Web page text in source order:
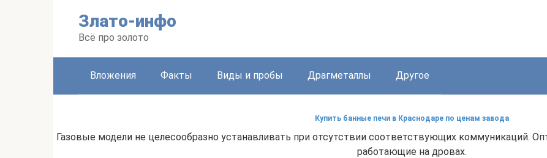
Злато-инфо
Всё про золото
Вложения Факты Виды и пробы Драгметаллы Другое
Купить банные печи в Краснодаре по ценам завода
Газовые модели не целесообразно устанавливать при отсутствии соответствующих коммуникаций.
работающие на дровах.